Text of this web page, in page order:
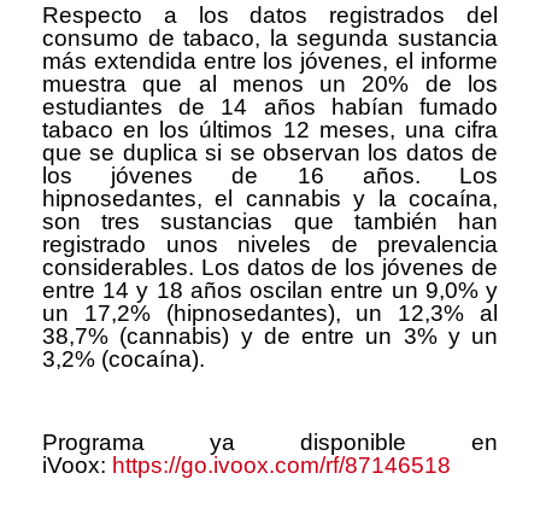
Respecto a los datos registrados del
consumo de tabaco, la segunda sustancia
más extendida entre los jóvenes, el informe
muestra que al menos un 20% de los
estudiantes de 14 años habían fumado
tabaco en los últimos 12 meses, una cifra
que se duplica si se observan los datos de
los jóvenes de 16 años. Los
hipnosedantes, el cannabis y la cocaína,
son tres sustancias que también han
registrado unos niveles de prevalencia
considerables. Los datos de los jóvenes de
entre 14 y 18 años oscilan entre un 9,0% y
un 17,2% (hipnosedantes), un 12,3% al
38,7% (cannabis) y de entre un 3% y un
3,2% (cocaína).
Programa ya disponible en
iVoox: https://go.ivoox.com/rf/87146518